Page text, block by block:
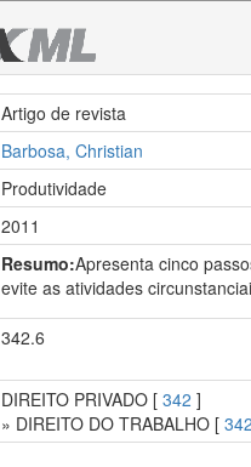
Artigo de revista
Barbosa, Christian
Produtividade
2011
Resumo:Apresenta cinco
evite as atividades
342.6
DIREITO PRIVADO [ 342 ]
» DIREITO DO TRABALHO [